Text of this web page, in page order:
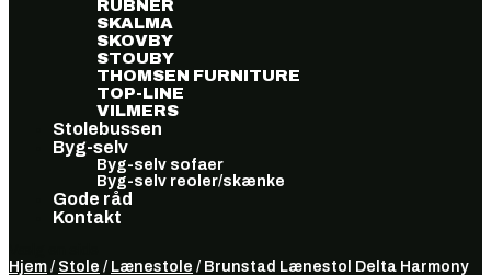
RÜBNER
SKALMA
SKOVBY
STOUBY
THOMSEN FURNITURE
TOP-LINE
VILMERS
Stolebussen
Byg-selv
Byg-selv sofaer
Byg-selv reoler/skænke
Gode råd
Kontakt
Hjem / Stole / Lænestole / Brunstad Lænestol Delta Harmony